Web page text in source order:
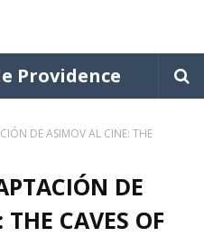
Providence
DE ASIMOV AL CINE: THE
DE
CAVES OF